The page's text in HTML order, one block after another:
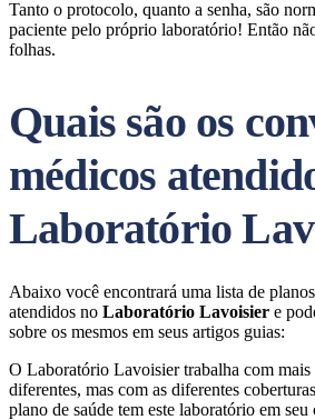
Tanto o protocolo, quanto a senha, são
paciente pelo próprio laboratório! Então
folhas.
Quais são os
médicos
Laboratório
Abaixo você encontrará uma lista de
atendidos no Laboratório Lavoisier e
sobre os mesmos em seus artigos guias:
O Laboratório Lavoisier trabalha com mais
diferentes, mas com as diferentes
plano de saúde tem este laboratório em seu